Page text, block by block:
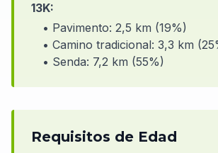
13K:
• Pavimento: 2,5 km (19%)
• Camino tradicional: 3,3 km
• Senda: 7,2 km (55%)
Requisitos de Edad